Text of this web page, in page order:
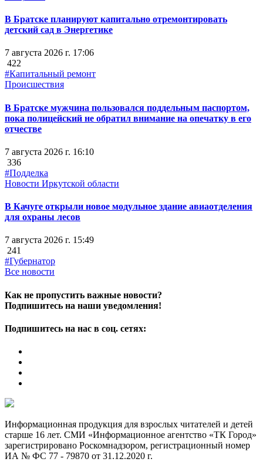
В Братске планируют капитально отремонтировать
детский сад в Энергетике
7 августа 2026 г. 17:06
422
#Капитальный ремонт
Происшествия
В Братске мужчина пользовался поддельным паспортом,
пока полицейский не обратил внимание на опечатку в его
отчестве
7 августа 2026 г. 16:10
336
#Подделка
Новости Иркутской области
В Качуге открыли новое модульное здание авиаотделения
для охраны лесов
7 августа 2026 г. 15:49
241
#Губернатор
Все новости
Как не пропустить важные новости?
Подпишитесь на наши уведомления!
Подпишитесь на нас в соц. сетях:
Информационная продукция для взрослых читателей и детей
старше 16 лет. СМИ «Информационное агентство «ТК Город»
зарегистрировано Роскомнадзором, регистрационный номер
ИА № ФС 77 - 79870 от 31.12.2020 г.